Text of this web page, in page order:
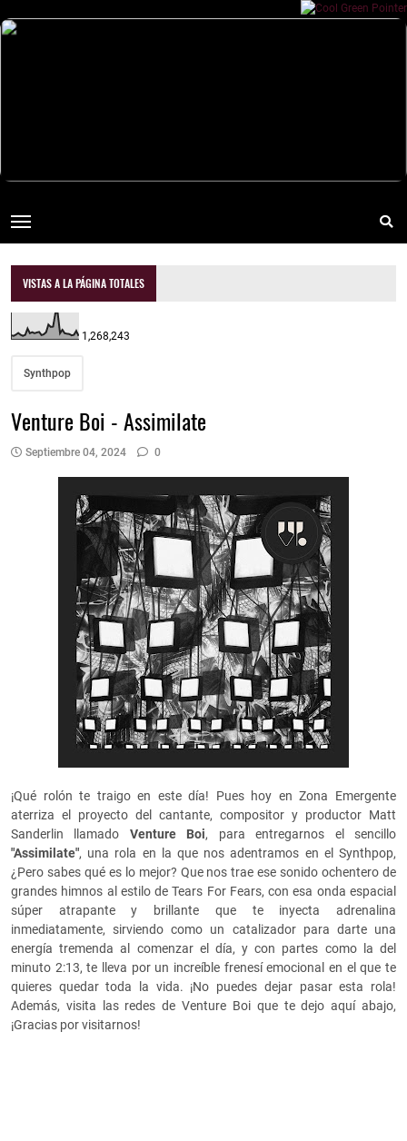
VISTAS A LA PÁGINA TOTALES
1,268,243
Synthpop
Venture Boi - Assimilate
Septiembre 04, 2024 0
¡Qué rolón te traigo en este día! Pues hoy en Zona Emergente
aterriza el proyecto del cantante, compositor y productor Matt
Sanderlin llamado Venture Boi, para entregarnos el sencillo
"Assimilate", una rola en la que nos adentramos en el Synthpop,
¿Pero sabes qué es lo mejor? Que nos trae ese sonido ochentero de
grandes himnos al estilo de Tears For Fears, con esa onda espacial
súper atrapante y brillante que te inyecta adrenalina
inmediatamente, sirviendo como un catalizador para darte una
energía tremenda al comenzar el día, y con partes como la del
minuto 2:13, te lleva por un increíble frenesí emocional en el que te
quieres quedar toda la vida. ¡No puedes dejar pasar esta rola!
Además, visita las redes de Venture Boi que te dejo aquí abajo,
¡Gracias por visitarnos!